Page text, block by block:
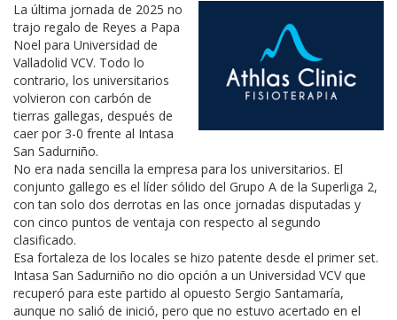
La última jornada de 2025 no
trajo regalo de Reyes a Papa
Noel para Universidad de
Valladolid VCV. Todo lo
contrario, los universitarios
volvieron con carbón de
tierras gallegas, después de
caer por 3-0 frente al Intasa
San Sadurniño.
No era nada sencilla la empresa para los universitarios. El
conjunto gallego es el líder sólido del Grupo A de la Superliga 2,
con tan solo dos derrotas en las once jornadas disputadas y
con cinco puntos de ventaja con respecto al segundo
clasificado.
Esa fortaleza de los locales se hizo patente desde el primer set.
Intasa San Sadurniño no dio opción a un Universidad VCV que
recuperó para este partido al opuesto Sergio Santamaría,
aunque no salió de inició, pero que no estuvo acertado en el